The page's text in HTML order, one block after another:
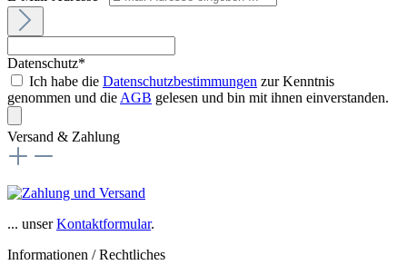
Datenschutz*
Ich habe die Datenschutzbestimmungen zur Kenntnis
genommen und die AGB gelesen und bin mit ihnen einverstanden.
Versand & Zahlung
... unserKontaktformular.
Informationen / Rechtliches